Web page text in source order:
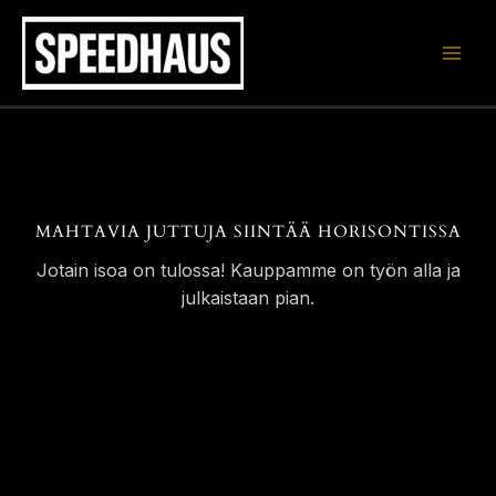
Siirry
sisältöön
MAHTAVIA JUTTUJA SIINTÄÄ HORISONTISSA
Jotain isoa on tulossa! Kauppamme on työn alla ja
julkaistaan pian.